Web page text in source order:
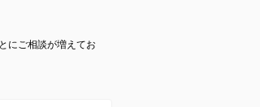
にご相談が増えてお